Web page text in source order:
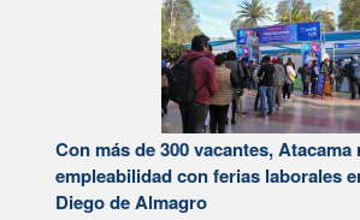
Con más de 300 vacantes, Atacama
empleabilidad con ferias laborales
Diego de Almagro